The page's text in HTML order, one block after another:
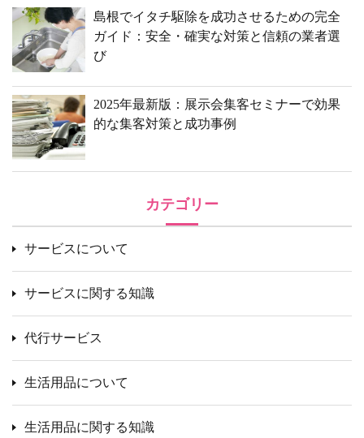
島根でイタチ駆除を成功させるための完全
ガイド：安全・確実な対策と信頼の業者選
び
2025年最新版：展示会集客セミナーで効果
的な集客対策と成功事例
カテゴリー
サービスについて
サービスに関する知識
代行サービス
生活用品について
生活用品に関する知識